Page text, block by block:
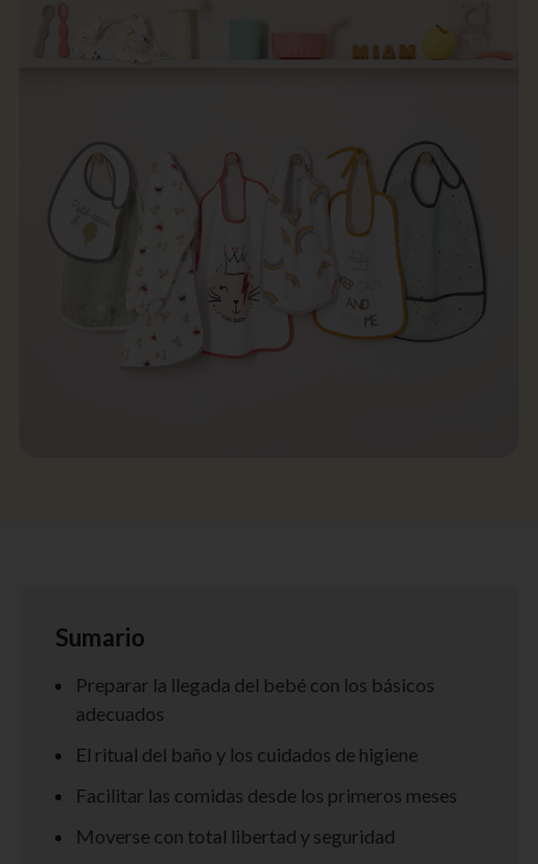
Sumario
Preparar la llegada del bebé con los básicos
adecuados
El ritual del baño y los cuidados de higiene
Facilitar las comidas desde los primeros meses
Moverse con total libertad y seguridad